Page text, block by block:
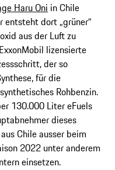
Haru Oni in Chile
entsteht dort „grüner“
aus der Luft zu
lizensierte
der so
für die
Rohbenzin.
130.000 Liter eFuels
dieses
Chile ausser beim
2022 unter anderem
einsetzen.